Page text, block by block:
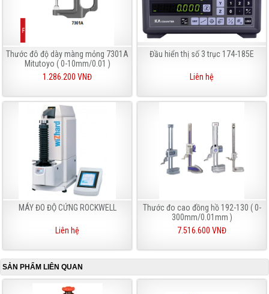
Thước đô độ dày màng mỏng 7301A
Mitutoyo ( 0-10mm/0.01 )
1.286.200 VNĐ
Đầu hiển thị số 3 trục 174-185E
Liên hệ
MÁY ĐO ĐỘ CỨNG ROCKWELL
Liên hệ
Thước đo cao đồng hồ 192-130 ( 0-
300mm/0.01mm )
7.516.600 VNĐ
SẢN PHẨM LIÊN QUAN